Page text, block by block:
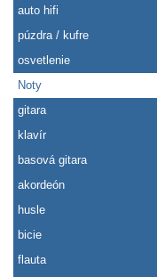
auto hifi
púzdra / kufre
osvetlenie
Noty
gitara
klavír
basová gitara
akordeón
husle
bicie
flauta